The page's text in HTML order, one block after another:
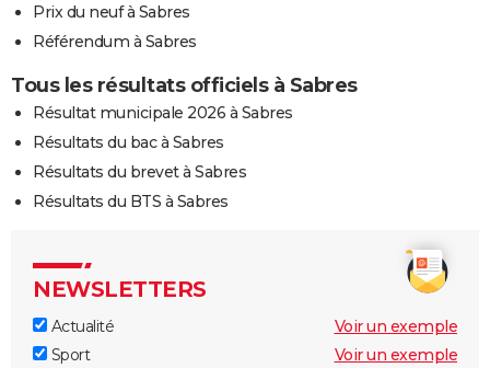
Prix du neuf à Sabres
Référendum à Sabres
Tous les résultats officiels à Sabres
Résultat municipale 2026 à Sabres
Résultats du bac à Sabres
Résultats du brevet à Sabres
Résultats du BTS à Sabres
NEWSLETTERS
Actualité
Voir un exemple
Sport
Voir un exemple